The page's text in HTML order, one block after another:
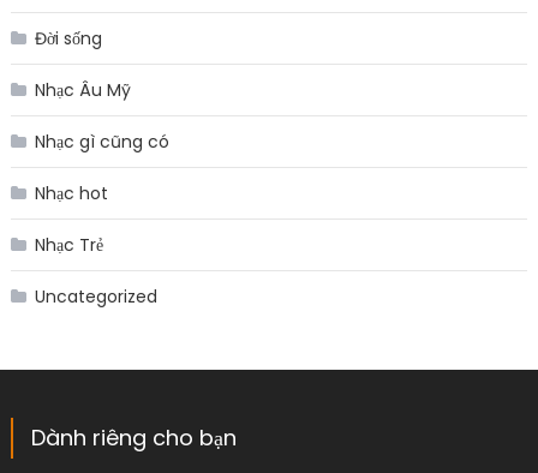
Đời sống
Nhạc Âu Mỹ
Nhạc gì cũng có
Nhạc hot
Nhạc Trẻ
Uncategorized
Dành riêng cho bạn